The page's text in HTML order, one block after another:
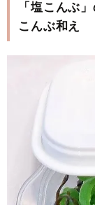
「塩こんぶ
こんぶ和え